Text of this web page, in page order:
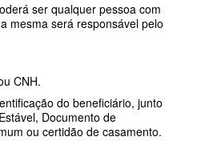
EMPRESARIAL
EMPRESARIAL
INDIVIDUAL
INDIVIDUAL
INDIVIDUAL
ser qualquer pessoa com
mesma será responsável pelo
CNH.
do beneficiário, junto
Documento de
ou certidão de casamento.